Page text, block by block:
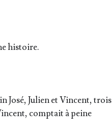
histoire.
José, Julien et Vincent, trois
comp­tait à peine